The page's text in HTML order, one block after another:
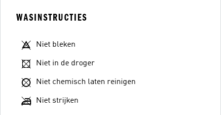
WASINSTRUCTIES
Niet bleken
Niet in de droger
Niet chemisch laten reinigen
Niet strijken